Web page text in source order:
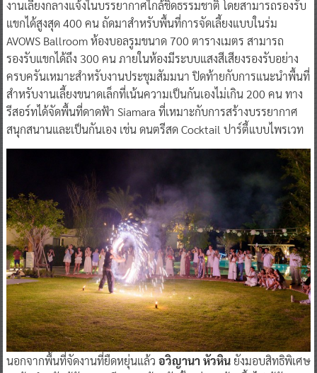
AVOWS Ballroom ห้องบอลรูมขนาด 700 ตารางเมตร สามารถ
รองรับแขกได้ถึง 300 คน ภายในห้องมีระบบแสงสีเสียงรองรับอย่าง
ครบครันเหมาะสำหรับงานประชุมสัมมนา ปิดท้ายกับการแนะนำพื้นที่
สำหรับงานเลี้ยงขนาดเล็กที่เน้นความเป็นกันเองไม่เกิน 200 คน ทาง
รีสอร์ทได้จัดพื้นที่ดาดฟ้า Siamara ที่เหมาะกับการสร้างบรรยากาศ
สนุกสนานและเป็นกันเอง เช่น ดนตรีสด Cocktail ปาร์ตี้แบบไพรเวท
นอกจากพื้นที่จัดงานที่ยืดหยุ่นแล้วอวิญานา หัวหินยังมอบสิทธิพิเศษ
สุดคุ้มสำหรับผู้จัดงาน เพียงจองห้องพักตั้งแต่ 50 ห้องขึ้นไป ผู้จัดงาน
สามารถใช้บริการพื้นที่จัดกิจกรรมต่าง ๆ ของรีสอร์ทได้อย่างเต็มรูป